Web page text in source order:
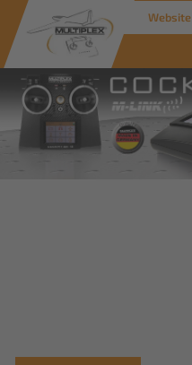
Website